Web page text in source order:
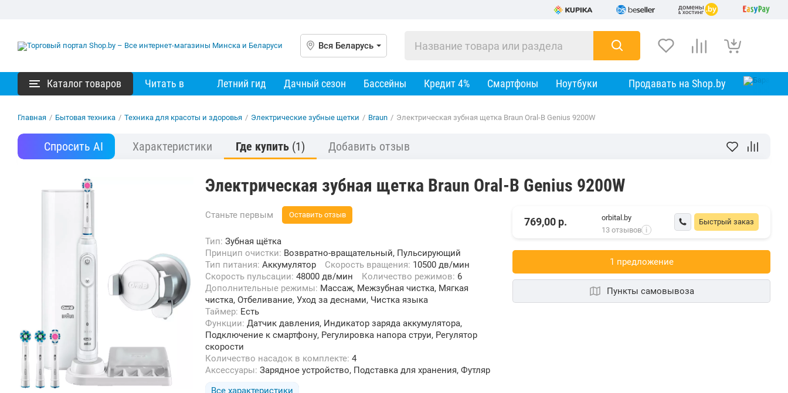
Вся Беларусь
Каталог товаров Читать в Летний гид Дачный сезон Бассейны Кредит 4% Смартфоны Ноутбуки Продавать на Shop.by
Главная / Бытовая техника / Техника для красоты и здоровья / Электрические зубные щетки / Braun / Электрическая зубная щетка Braun Oral-B Genius 9200W
Спросить AI Характеристики Где купить (1) Добавить отзыв
Электрическая зубная щетка Braun Oral-B Genius 9200W
Станьте первым Оставить отзыв
Тип: Зубная щётка
Принцип очистки: Возвратно-вращательный, Пульсирующий
Тип питания: Аккумулятор Скорость вращения: 10500 дв/мин
Скорость пульсации: 48000 дв/мин Количество режимов: 6
Дополнительные режимы: Массаж, Межзубная чистка, Мягкая
чистка, Отбеливание, Уход за деснами, Чистка языка
Таймер: Есть
Функции: Датчик давления, Индикатор заряда аккумулятора,
Подключение к смартфону, Регулировка напора струи, Регулятор
скорости
Количество насадок в комплекте: 4
Аксессуары: Зарядное устройство, Подставка для хранения, Футляр
Все характеристики
Быстрый заказ
769,00 р.
orbital.by
13 отзывов i
1 предложениe
Пункты самовывоза